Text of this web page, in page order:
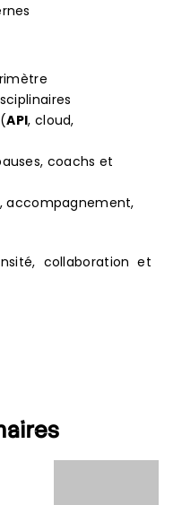
API, cloud,
coachs et
accompagnement,
collaboration et